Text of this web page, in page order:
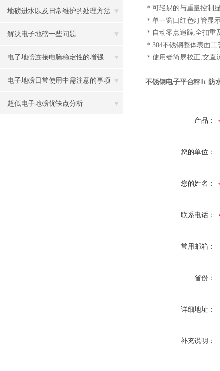
地磅进水以及日常维护的处理方法
解决电子地磅一些问题
电子地磅连接电脑稳定性的增强
电子地磅日常使用中需注意的事项
超低电子地磅优缺点分析
＊可轻易的与重量控制
＊单一窗口红色灯管显
＊自动零点追踪,全扣重
＊304不锈钢整体表面
＊使用者简易校正,交
不锈钢电子平台秤1t 防
产品：
您的单位：
您的姓名：
联系电话：
常用邮箱：
省份：
详细地址：
补充说明：